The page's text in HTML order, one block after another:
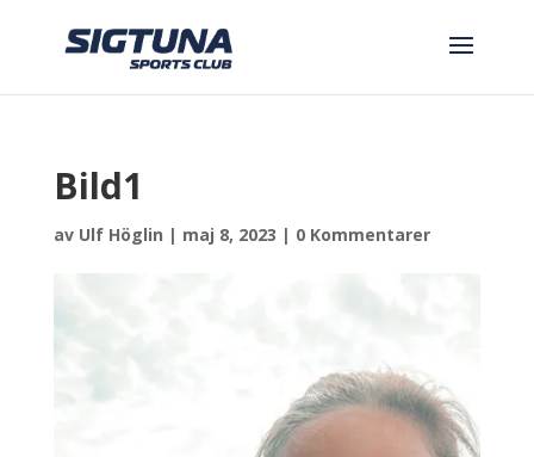
Bild1
av Ulf Höglin | maj 8, 2023 | 0 Kommentarer